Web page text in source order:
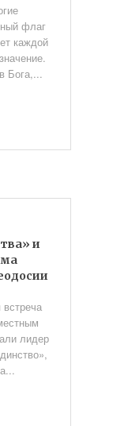
флаг
каждой
Бога,...
и
лидер